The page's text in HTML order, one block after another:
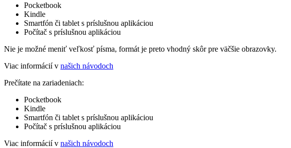
Pocketbook
Kindle
Smartfón či tablet s príslušnou aplikáciou
Počítač s príslušnou aplikáciou
Nie je možné meniť veľkosť písma, formát je preto vhodný skôr pre väčšie obrazovky.
Viac informácií v našich návodoch
Prečítate na zariadeniach:
Pocketbook
Kindle
Smartfón či tablet s príslušnou aplikáciou
Počítač s príslušnou aplikáciou
Viac informácií v našich návodoch